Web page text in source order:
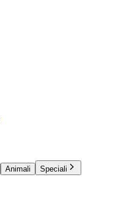
Animali
Speciali